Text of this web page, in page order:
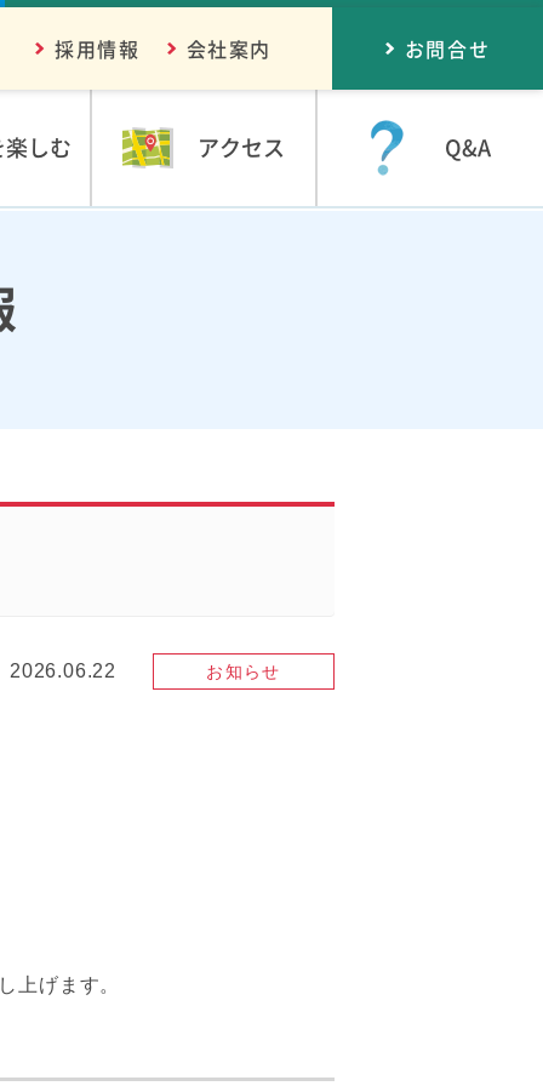
しむ アクセス Q&A
採用情報 会社案内 お問合せ
2026.06.22 お知らせ
上げます。